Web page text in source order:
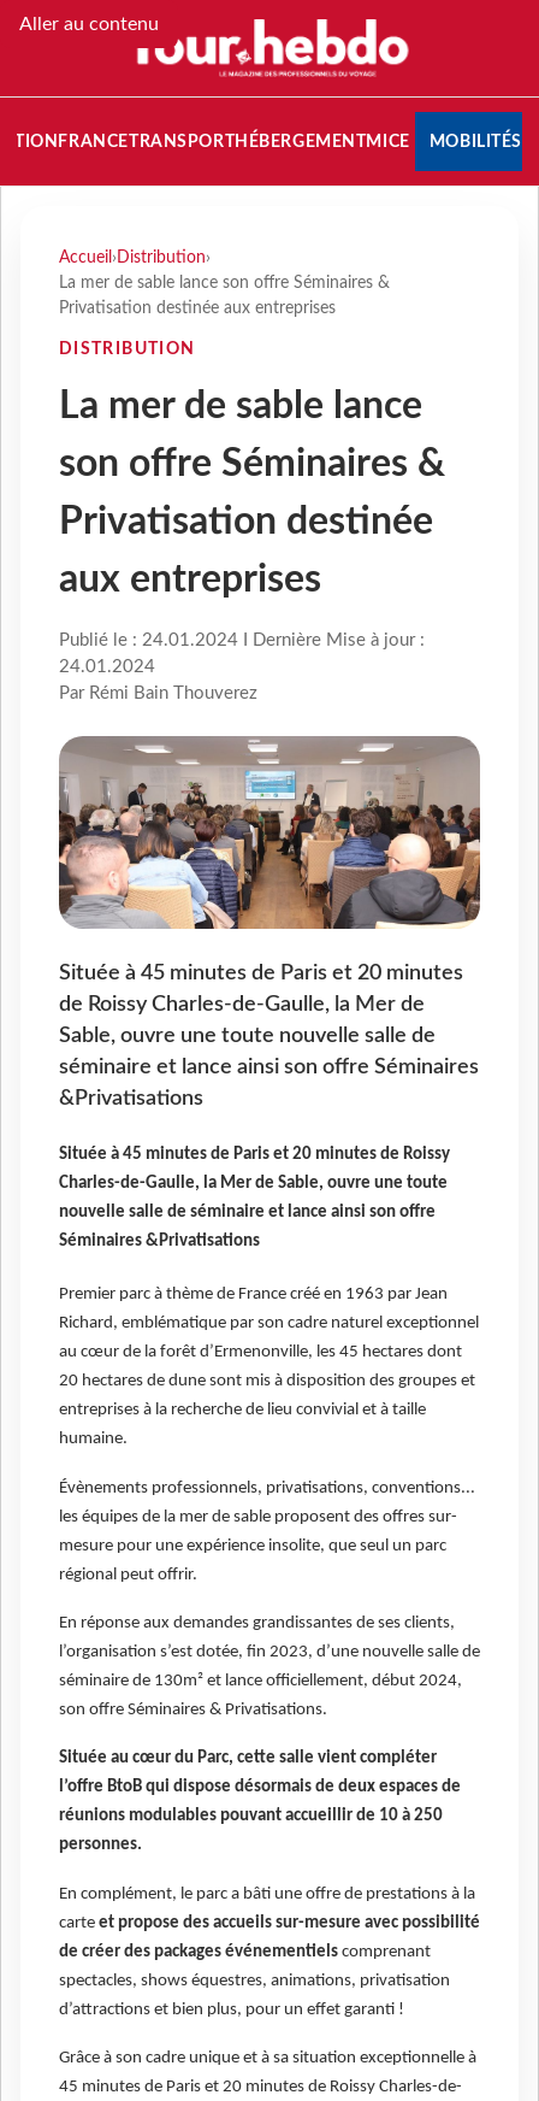
Aller au contenu
FRANCETRANSPORT HÉBERGEMENTMICE MOBILITÉS
Accueil › Distribution›
La mer de sable lance son offre Séminaires &
Privatisation destinée aux entreprises
DISTRIBUTION
La mer de sable lance
son offre Séminaires &
Privatisation destinée
aux entreprises
Publié le : 24.01.2024 I Dernière Mise à jour :
24.01.2024
Par Rémi Bain Thouverez
Située à 45 minutes de Paris et 20 minutes
de Roissy Charles-de-Gaulle, la Mer de
Sable, ouvre une toute nouvelle salle de
séminaire et lance ainsi son offre Séminaires
&Privatisations
Située à 45 minutes de Paris et 20 minutes de Roissy
Charles-de-Gaulle, la Mer de Sable, ouvre une toute
nouvelle salle de séminaire et lance ainsi son offre
Séminaires &Privatisations
Premier parc à thème de France créé en 1963 par Jean
Richard, emblématique par son cadre naturel exceptionnel
au cœur de la forêt d’Ermenonville, les 45 hectares dont
20 hectares de dune sont mis à disposition des groupes et
entreprises à la recherche de lieu convivial et à taille
humaine.
Évènements professionnels, privatisations, conventions...
les équipes de la mer de sable proposent des offres sur-
mesure pour une expérience insolite, que seul un parc
régional peut offrir.
En réponse aux demandes grandissantes de ses clients,
l’organisation s’est dotée, fin 2023, d’une nouvelle salle de
séminaire de 130m² et lance officiellement, début 2024,
son offre Séminaires & Privatisations.
Située au cœur du Parc, cette salle vient compléter
l’offre BtoB qui dispose désormais de deux espaces de
réunions modulables pouvant accueillir de 10 à 250
personnes.
En complément, le parc a bâti une offre de prestations à la
carte et propose des accueils sur-mesure avec possibilité
de créer des packages événementiels comprenant
spectacles, shows équestres, animations, privatisation
d’attractions et bien plus, pour un effet garanti !
Grâce à son cadre unique et à sa situation exceptionnelle à
45 minutes de Paris et 20 minutes de Roissy Charles-de-